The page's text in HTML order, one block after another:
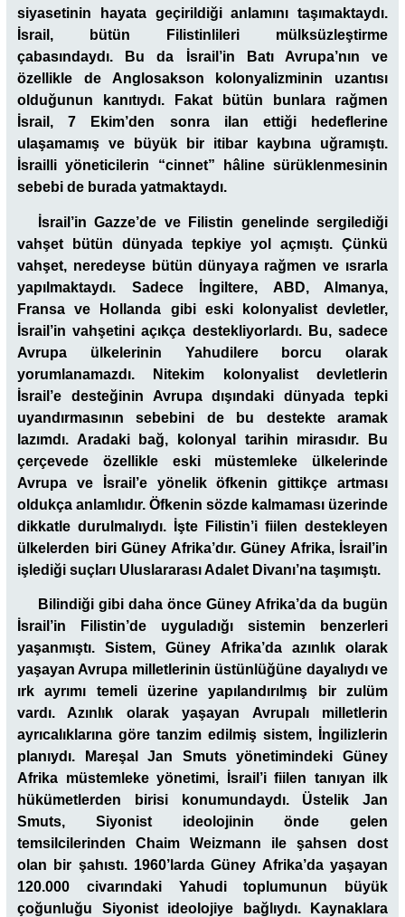
siyasetinin hayata geçirildiği anlamını taşımaktaydı.
İsrail, bütün Filistinlileri mülksüzleştirme
çabasındaydı. Bu da İsrail’in Batı Avrupa’nın ve
özellikle de Anglosakson kolonyalizminin uzantısı
olduğunun kanıtıydı. Fakat bütün bunlara rağmen
İsrail, 7 Ekim’den sonra ilan ettiği hedeflerine
ulaşamamış ve büyük bir itibar kaybına uğramıştı.
İsrailli yöneticilerin “cinnet” hâline sürüklenmesinin
sebebi de burada yatmaktaydı.
İsrail’in Gazze’de ve Filistin genelinde sergilediği
vahşet bütün dünyada tepkiye yol açmıştı. Çünkü
vahşet, neredeyse bütün dünyaya rağmen ve ısrarla
yapılmaktaydı. Sadece İngiltere, ABD, Almanya,
Fransa ve Hollanda gibi eski kolonyalist devletler,
İsrail’in vahşetini açıkça destekliyorlardı. Bu, sadece
Avrupa ülkelerinin Yahudilere borcu olarak
yorumlanamazdı. Nitekim kolonyalist devletlerin
İsrail’e desteğinin Avrupa dışındaki dünyada tepki
uyandırmasının sebebini de bu destekte aramak
lazımdı. Aradaki bağ, kolonyal tarihin mirasıdır. Bu
çerçevede özellikle eski müstemleke ülkelerinde
Avrupa ve İsrail’e yönelik öfkenin gittikçe artması
oldukça anlamlıdır. Öfkenin sözde kalmaması üzerinde
dikkatle durulmalıydı. İşte Filistin’i fiilen destekleyen
ülkelerden biri Güney Afrika’dır. Güney Afrika, İsrail’in
işlediği suçları Uluslararası Adalet Divanı’na taşımıştı.
Bilindiği gibi daha önce Güney Afrika’da da bugün
İsrail’in Filistin’de uyguladığı sistemin benzerleri
yaşanmıştı. Sistem, Güney Afrika’da azınlık olarak
yaşayan Avrupa milletlerinin üstünlüğüne dayalıydı ve
ırk ayrımı temeli üzerine yapılandırılmış bir zulüm
vardı. Azınlık olarak yaşayan Avrupalı milletlerin
ayrıcalıklarına göre tanzim edilmiş sistem, İngilizlerin
planıydı. Mareşal Jan Smuts yönetimindeki Güney
Afrika müstemleke yönetimi, İsrail’i fiilen tanıyan ilk
hükümetlerden birisi konumundaydı. Üstelik Jan
Smuts, Siyonist ideolojinin önde gelen
temsilcilerinden Chaim Weizmann ile şahsen dost
olan bir şahıstı. 1960’larda Güney Afrika’da yaşayan
120.000 civarındaki Yahudi toplumunun büyük
çoğunluğu Siyonist ideolojiye bağlıydı. Kaynaklara